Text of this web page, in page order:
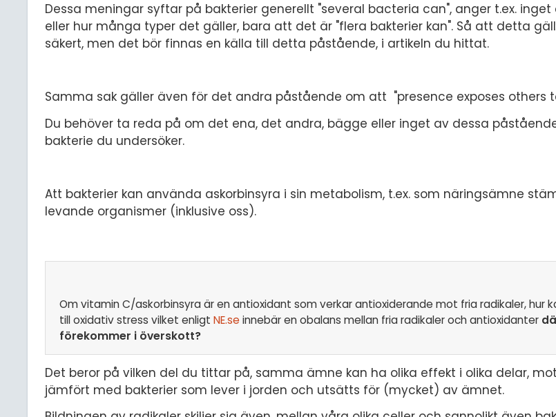
Dessa meningar syftar på bakterier generellt "several bacteria can", anger t.ex.
eller hur många typer det gäller, bara att det är "flera bakterier kan". Så att detta
säkert, men det bör finnas en källa till detta påstående, i artikeln du hittat.
Samma sak gäller även för det andra påstående om att "presence exposes others
Du behöver ta reda på om det ena, det andra, bägge eller inget av dessa
bakterie du undersöker.
Att bakterier kan använda askorbinsyra i sin metabolism, t.ex. som näringsämne
levande organismer (inklusive oss).
Om vitamin C/askorbinsyra är en antioxidant som verkar antioxiderande mot fria radikaler, hur
till oxidativ stress vilket enligt NE.seinnebär en obalans mellan fria radikaler och antioxidanter
förekommer i överskott?
Det beror på vilken del du tittar på, samma ämne kan ha olika effekt i olika delar,
jämfört med bakterier som lever i jorden och utsätts för (mycket) av ämnet.